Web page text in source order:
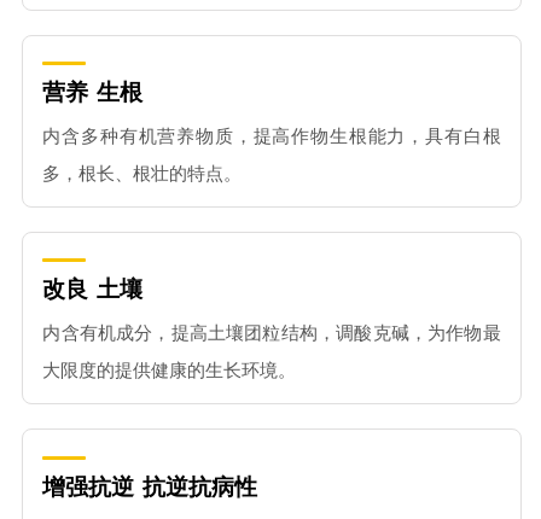
营养 生根
内含多种有机营养物质，提高作物生根能力，具有白根
多，根长、根壮的特点。
改良 土壤
内含有机成分，提高土壤团粒结构，调酸克碱，为作物最
大限度的提供健康的生长环境。
增强抗逆 抗逆抗病性